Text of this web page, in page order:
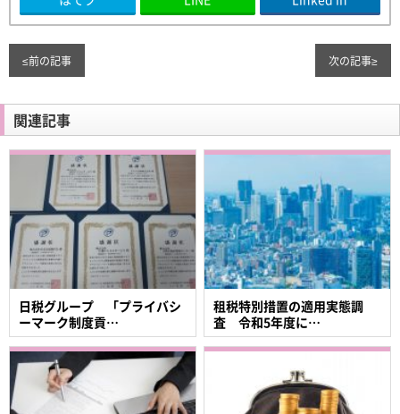
≤前の記事 次の記事≥
関連記事
租税特別措置の適用実態調
査 令和5年度に…
日税グループ 「プライバシ
ーマーク制度貢…